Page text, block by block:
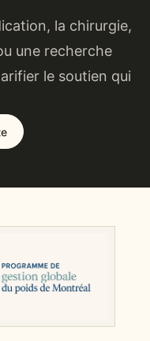
la chirurgie,
une recherche
le soutien qui